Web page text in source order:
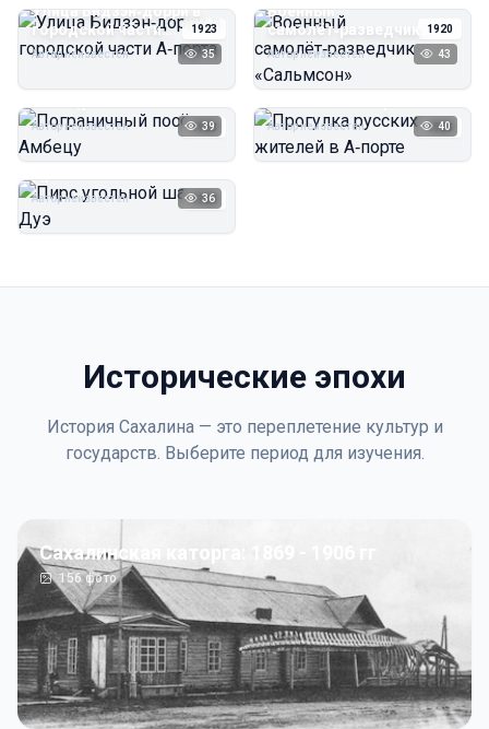
1923
Улица Бидзэн‑дорри в
городской части
А‑порта
Автор неизвестен 35
1920
Военный
самолёт‑разведчик
«Сальмсон»
Автор неизвестен 43
1923
Автор неизвестен 39 1923
Прогулка русских
Автор неизвестен 40
1923
Пирс угольной шахты
Автор неизвестен 36
Исторические эпохи
История Сахалина — это переплетение культур и
государств. Выберите период для изучения.
Сахалинская каторга: 1869 - 1906 гг
156фото